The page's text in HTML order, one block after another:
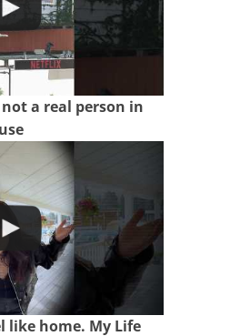
a real person in
like home. My Life